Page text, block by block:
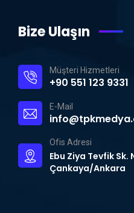
Bize Ulaşın
Müşteri Hizmetleri
+90 551 123 9331
E-Mail
Ofis Adresi
Ebu Ziya Tevfik Sk.
Çankaya/Ankara